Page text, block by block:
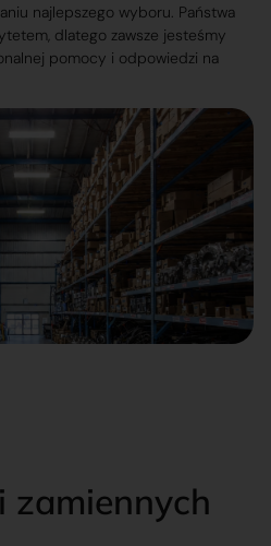
najlepszego wyboru. Państwa
dlatego zawsze jesteśmy
pomocy i odpowiedzi na
zamiennych